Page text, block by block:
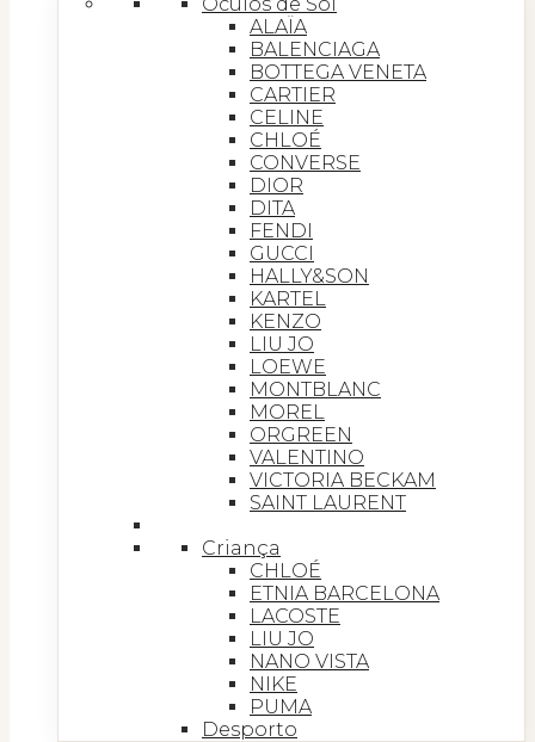
ALAÏA
BALENCIAGA
BOTTEGA VENETA
CARTIER
CELINE
CHLOÉ
CONVERSE
DIOR
DITA
FENDI
GUCCI
HALLY&SON
KARTEL
KENZO
LIU JO
LOEWE
MONTBLANC
MOREL
ORGREEN
VALENTINO
VICTORIA BECKAM
SAINT LAURENT
Criança
CHLOÉ
ETNIA BARCELONA
LACOSTE
LIU JO
NANO VISTA
NIKE
PUMA
Desporto